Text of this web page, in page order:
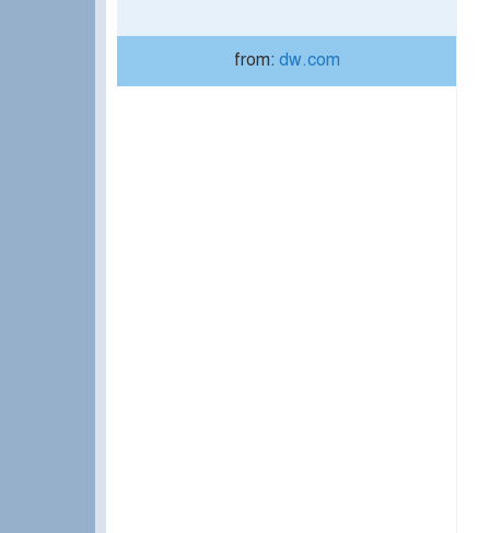
from: dw.com